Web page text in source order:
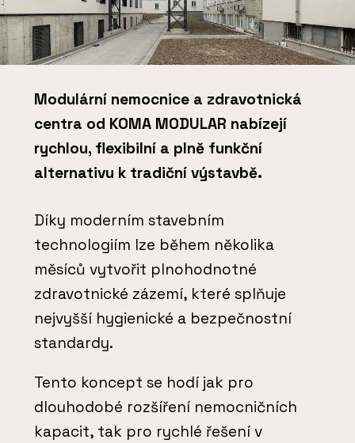
Modulární nemocnice a zdravotnická
centra od KOMA MODULAR nabízejí
rychlou, flexibilní a plně funkční
alternativu k tradiční výstavbě.
Díky moderním stavebním
technologiím lze během několika
měsíců vytvořit plnohodnotné
zdravotnické zázemí, které splňuje
nejvyšší hygienické a bezpečnostní
standardy.
Tento koncept se hodí jak pro
dlouhodobé rozšíření nemocničních
kapacit, tak pro rychlé řešení v